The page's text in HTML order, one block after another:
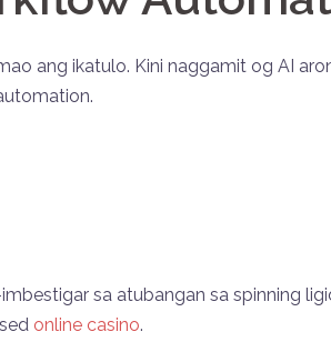
ang ikatulo. Kini naggamit og AI
sa atubangan sa spinning
online casino.